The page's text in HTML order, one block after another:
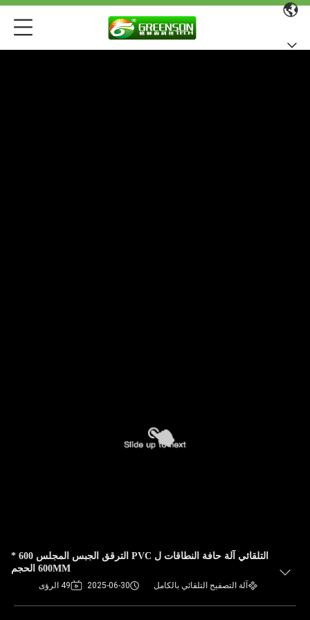
التلقائي آلة حافة النطاقات ل PVC الترقق الجبس المجلس 600 *
600MM الحجم
آلة التصفيح التلقائي بالكامل 2025-06-30 49 الرؤى